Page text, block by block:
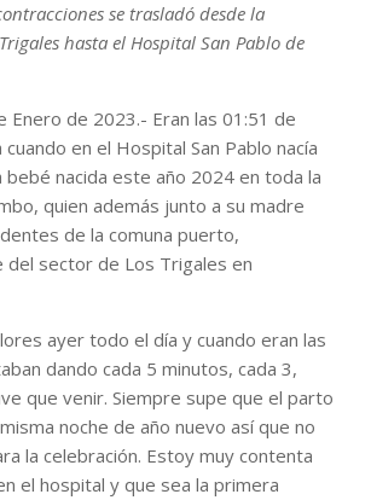
se trasladó desde la
hasta el Hospital San Pablo de
Enero de 2023.- Eran las 01:51 de
en el Hospital San Pablo nacía
bebé nacida este año 2024 en toda la
quien además junto a su madre
de la comuna puerto,
del sector de Los Trigales en
ayer todo el día y cuando eran las
dando cada 5 minutos, cada 3,
que venir. Siempre supe que el parto
noche de año nuevo así que no
la celebración. Estoy muy contenta
el hospital y que sea la primera